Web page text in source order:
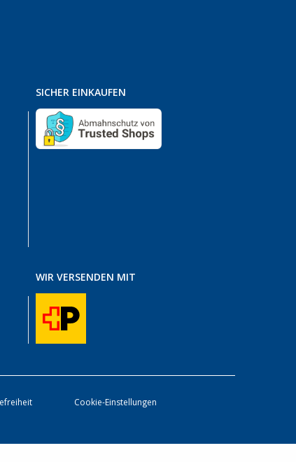
SICHER EINKAUFEN
WIR VERSENDEN MIT
Cookie-Einstellungen